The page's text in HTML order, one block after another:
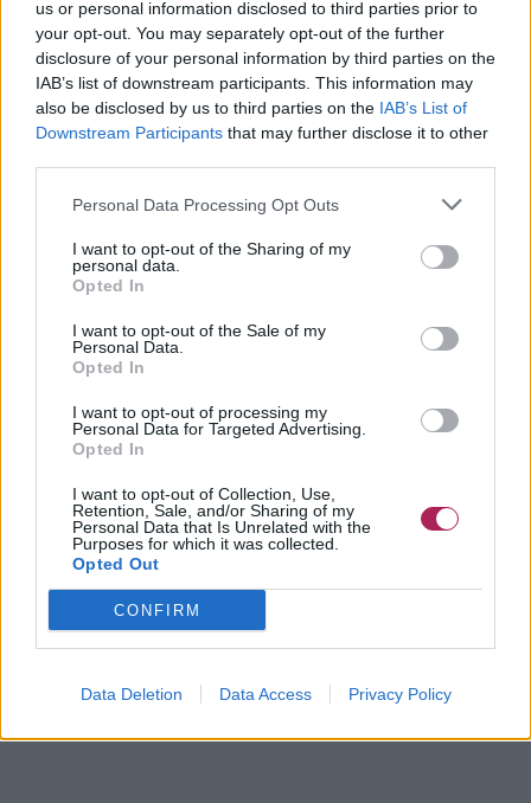
us or personal information disclosed to third parties prior to
your opt-out. You may separately opt-out of the further
disclosure of your personal information by third parties on the
IAB’s list of downstream participants. This information may
also be disclosed by us to third parties on the IAB’s List of
Downstream Participants that may further disclose it to other
Personal Data Processing Opt Outs
I want to opt-out of the Sharing of my
personal data.
Opted In
I want to opt-out of the Sale of my
Personal Data.
Opted In
I want to opt-out of processing my
Personal Data for Targeted Advertising.
Opted In
I want to opt-out of Collection, Use,
Retention, Sale, and/or Sharing of my
Personal Data that Is Unrelated with the
Purposes for which it was collected.
Opted Out
CONFIRM
Data Deletion Data Access Privacy Policy